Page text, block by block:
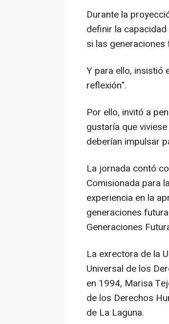
Durante la
definir la
si las
Y para ello, insistió
reflexión".
Por ello, invitó a
gustaría que
deberían impulsar
La jornada contó
Comisionada para
experiencia en la
generaciones
Generaciones
La exrectora de la
Universal de los
en 1994, Marisa
de los Derechos
de La Laguna.